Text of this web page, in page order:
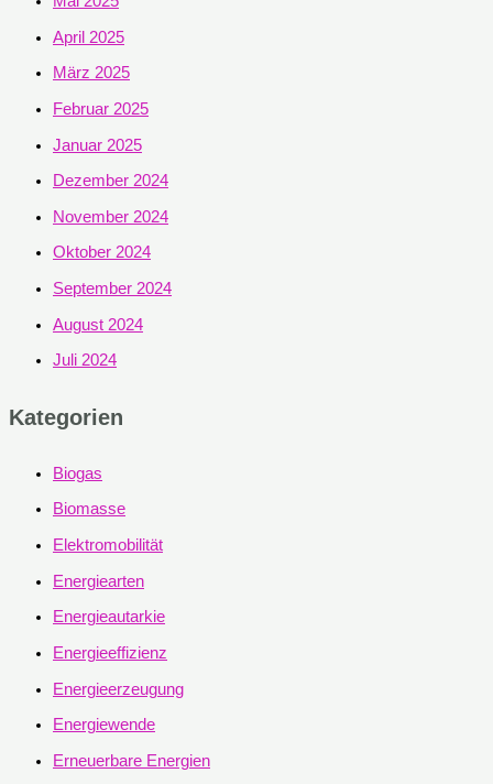
April 2025
März 2025
Februar 2025
Januar 2025
Dezember 2024
November 2024
Oktober 2024
September 2024
August 2024
Juli 2024
Kategorien
Biogas
Biomasse
Elektromobilität
Energiearten
Energieautarkie
Energieeffizienz
Energieerzeugung
Energiewende
Erneuerbare Energien